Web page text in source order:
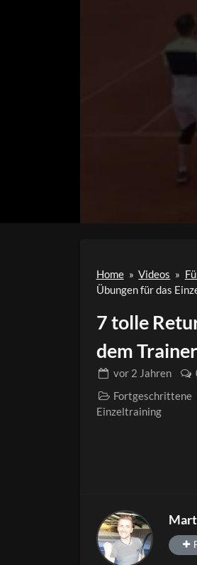
Home » Videos »
Übungen für das
7 tolle
dem Trainer
vor 2 Jahren
Fortgeschrittene
Einzeltraining